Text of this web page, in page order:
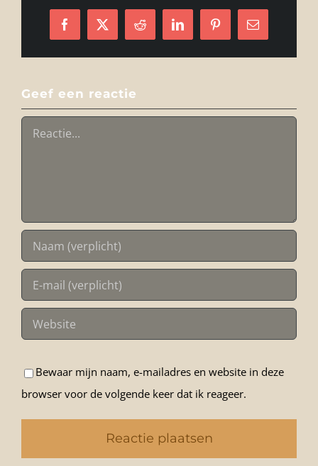
Facebook
X Reddit LinkedInPinterest
E-
mail
Geef een reactie
Reactie
Bewaar mijn naam, e-mailadres en website in deze
browser voor de volgende keer dat ik reageer.